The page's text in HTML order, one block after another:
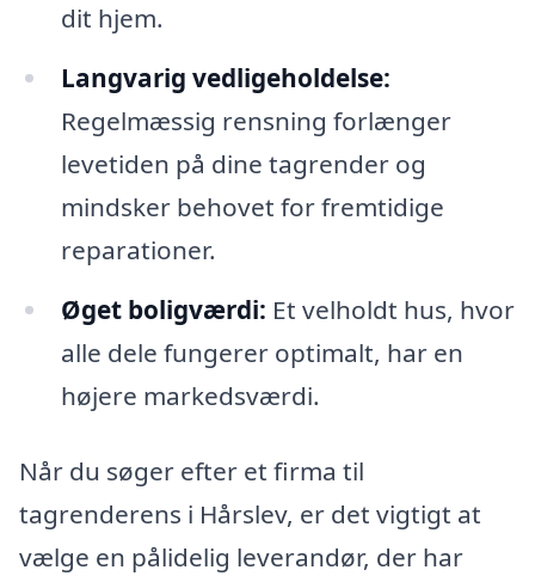
dit hjem.
Langvarig vedligeholdelse:
Regelmæssig rensning forlænger
levetiden på dine tagrender og
mindsker behovet for fremtidige
reparationer.
Øget boligværdi: Et velholdt hus, hvor
alle dele fungerer optimalt, har en
højere markedsværdi.
Når du søger efter et firma til
tagrenderens i Hårslev, er det vigtigt at
vælge en pålidelig leverandør, der har